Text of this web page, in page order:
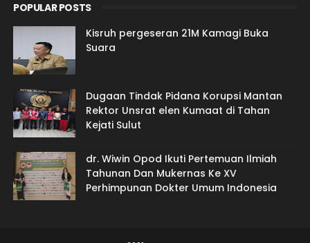
POPULAR POSTS
Kisruh pergeseran 21M Kamagi Buka
Suara
Dugaan Tindak Pidana Korupsi Mantan
Rektor Unsrat elen Kumaat di Tahan
Kejati Sulut
dr. Wiwin Opod Ikuti Pertemuan Ilmiah
Tahunan Dan Mukernas Ke XV
Perhimpunan Dokter Umum Indonesia